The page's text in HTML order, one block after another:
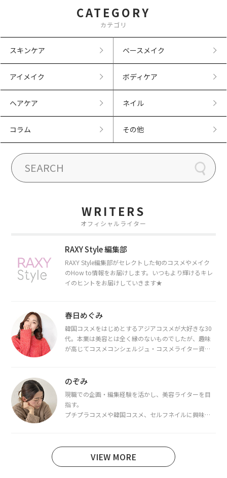
CATEGORY
カテゴリ
スキンケア ベースメイク
アイメイク ボディケア
ヘアケア ネイル
コラム その他
WRITERS
オフィシャルライター
RAXY Style 編集部
RAXY Style編集部がセレクトした旬のコスメやメイク
のHow to情報をお届けします。いつもより輝けるキレ
イのヒントをお届けしていきます★
春日めぐみ
韓国コスメをはじめとするアジアコスメが大好きな30
代。本業は美容とは全く縁のないものでしたが、趣味
が高じてコスメコンシェルジュ・コスメライター資格
断・骨格診断によるイメージコンサルティングも行っ
のぞみ
現職での企画・編集経験を活かし、美容ライターを目
指す。
プチプラコスメや韓国コスメ、セルフネイルに興味が
日本化粧品検定1級保有。
VIEW MORE